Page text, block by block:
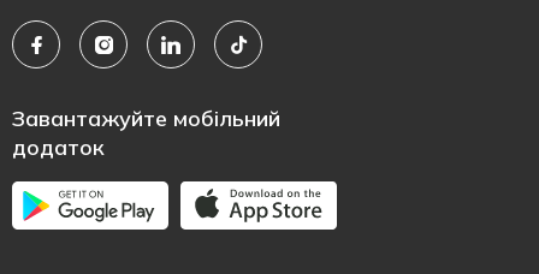
Завантажуйте мобільний
додаток